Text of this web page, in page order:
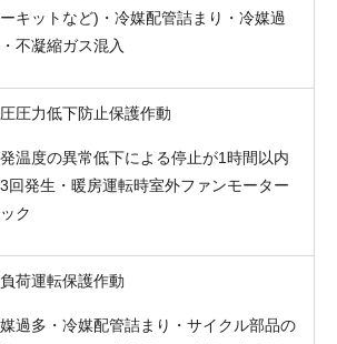
キットなど)・冷媒配管詰まり・冷媒過
不凝縮ガス混入
圧力低下防止保護作動
温度の異常低下による停止が1時間以内
回発生・暖房運転時室外ファンモーター
ク
荷運転保護作動
過多・冷媒配管詰まり・サイクル部品の